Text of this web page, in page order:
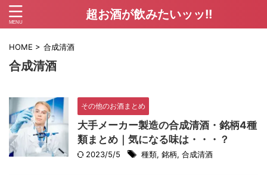
超お酒が飲みたいッッ!!
HOME > 合成清酒
合成清酒
その他のお酒まとめ
大手メーカー製造の合成清酒・銘柄4種
類まとめ｜気になる味は・・・？
2023/5/5 種類, 銘柄, 合成清酒